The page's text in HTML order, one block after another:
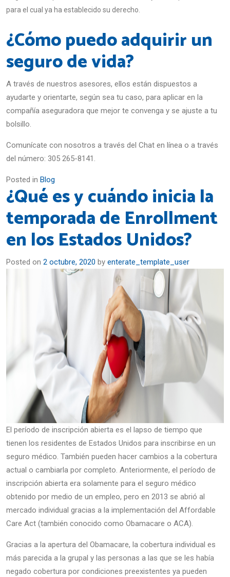
para el cual ya ha establecido su derecho.
¿Cómo puedo adquirir un
seguro de vida?
A través de nuestros asesores, ellos están dispuestos a
ayudarte y orientarte, según sea tu caso, para aplicar en la
compañía aseguradora que mejor te convenga y se ajuste a tu
bolsillo.
Comunícate con nosotros a través del Chat en línea o a través
del número: 305 265-8141.
Posted in Blog
¿Qué es y cuándo inicia la
temporada de Enrollment
en los Estados Unidos?
Posted on 2 octubre, 2020 by enterate_template_user
El período de inscripción abierta es el lapso de tiempo que
tienen los residentes de Estados Unidos para inscribirse en un
seguro médico. También pueden hacer cambios a la cobertura
actual o cambiarla por completo. Anteriormente, el período de
inscripción abierta era solamente para el seguro médico
obtenido por medio de un empleo, pero en 2013 se abrió al
mercado individual gracias a la implementación del Affordable
Care Act (también conocido como Obamacare o ACA).
Gracias a la apertura del Obamacare, la cobertura individual es
más parecida a la grupal y las personas a las que se les había
negado cobertura por condiciones preexistentes ya pueden